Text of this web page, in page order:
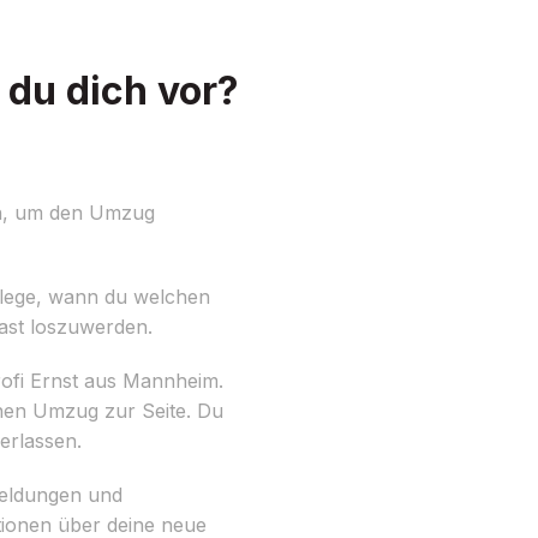
dich vor?
um den Umzug
wann du welchen
loszuwerden.
Ernst aus Mannheim.
Umzug zur Seite. Du
und
über deine neue